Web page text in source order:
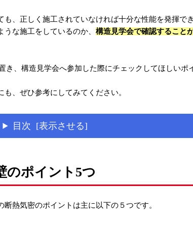
、正しく施工されていなければ十分な性能を発揮で
な施工をしているのか、 構造見学会で確認すること
き、構造見学会へ参加した際にチェックしてほしいポ
、ぜひ参考にしてみてください。
目次 [表示させる]
のポイント5つ
熱気密のポイントは主に以下の５つです。